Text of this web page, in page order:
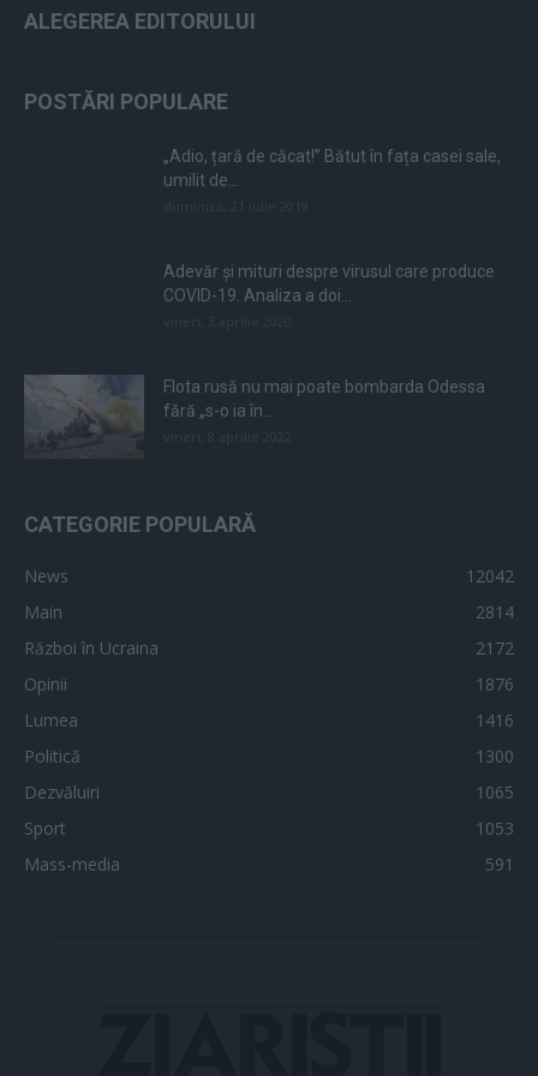
ALEGEREA EDITORULUI
POSTĂRI POPULARE
„Adio, țară de căcat!” Bătut în fața casei sale,
umilit de...
Adevăr și mituri despre virusul care produce
COVID-19. Analiza a doi...
Flota rusă nu mai poate bombarda Odessa
fără „s-o ia în...
CATEGORIE POPULARĂ
News
12042
Main
2814
Război în Ucraina
2172
Opinii
1876
Lumea
1416
Politică
1300
Dezvăluiri
1065
Sport
1053
Mass-media
591